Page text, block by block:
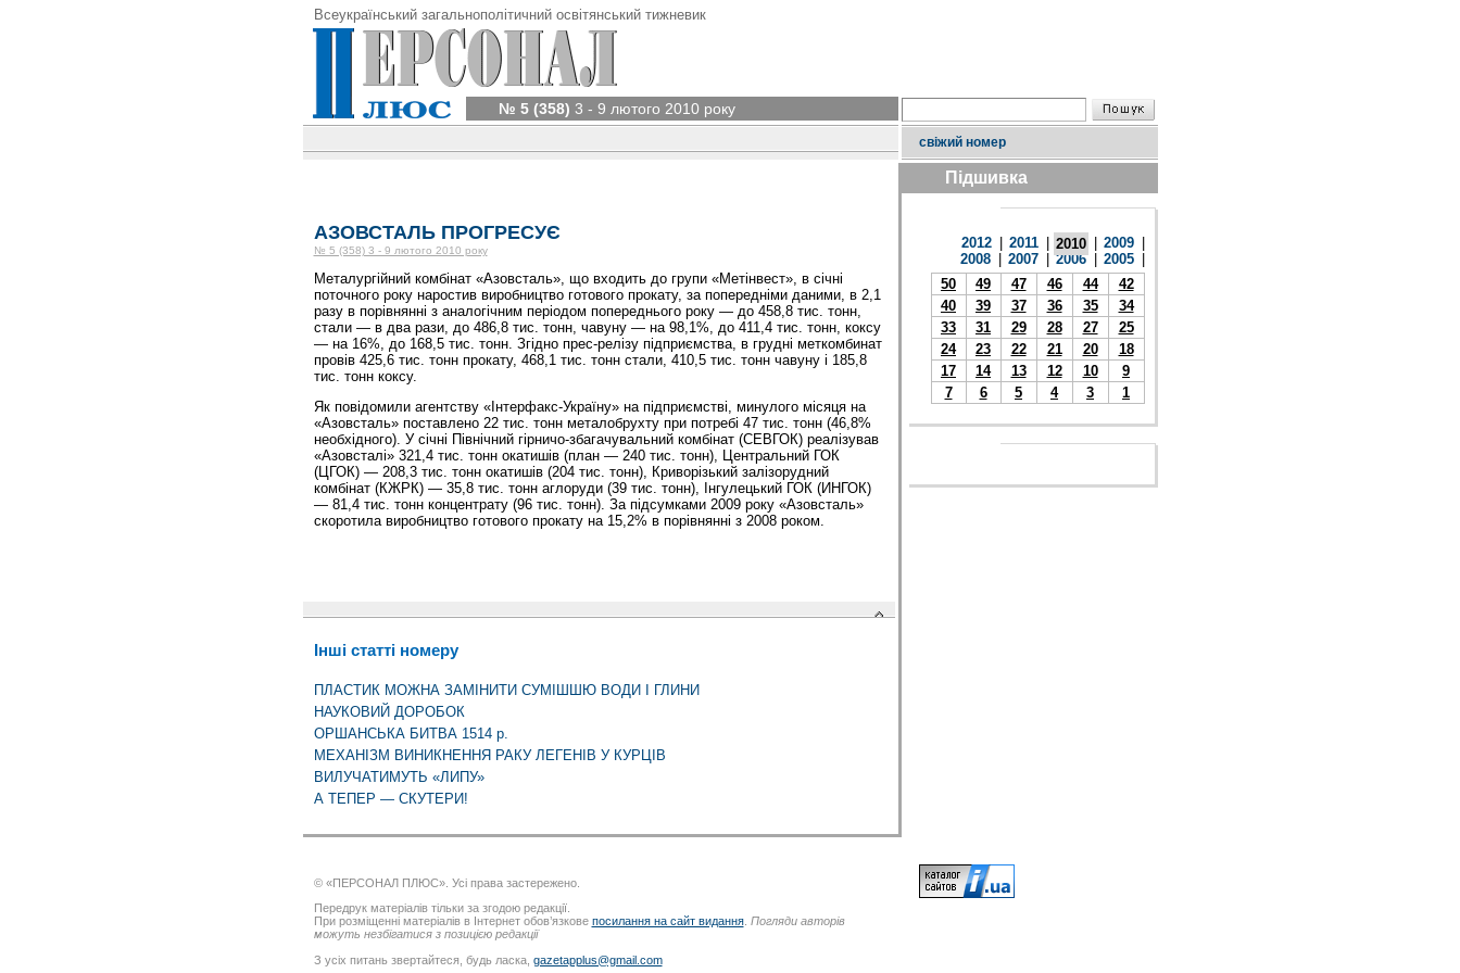
Всеукраїнський загальнополітичний освітянський тижневик
№ 5 (358) 3 - 9 лютого 2010 року
свіжий номер
АЗОВСТАЛЬ ПРОГРЕСУЄ
№ 5 (358) 3 - 9 лютого 2010 року
Металургійний комбінат «Азовсталь», що входить до групи «Метінвест», в січні
поточного року наростив виробництво готового прокату, за попередніми даними, в 2,1
разу в порівнянні з аналогічним періодом попереднього року — до 458,8 тис. тонн,
стали — в два рази, до 486,8 тис. тонн, чавуну — на 98,1%, до 411,4 тис. тонн, коксу
— на 16%, до 168,5 тис. тонн. Згідно прес-релізу підприємства, в грудні меткомбинат
провів 425,6 тис. тонн прокату, 468,1 тис. тонн стали, 410,5 тис. тонн чавуну і 185,8
тис. тонн коксу.
Як повідомили агентству «Інтерфакс-Україну» на підприємстві, минулого місяця на
«Азовсталь» поставлено 22 тис. тонн металобрухту при потребі 47 тис. тонн (46,8%
необхідного). У січні Північний гірничо-збагачувальний комбінат (СЕВГОК) реалізував
«Азовсталі» 321,4 тис. тонн окатишів (план — 240 тис. тонн), Центральний ГОК
(ЦГОК) — 208,3 тис. тонн окатишів (204 тис. тонн), Криворізький залізорудний
комбінат (КЖРК) — 35,8 тис. тонн аглоруди (39 тис. тонн), Інгулецький ГОК (ИНГОК)
— 81,4 тис. тонн концентрату (96 тис. тонн). За підсумками 2009 року «Азовсталь»
скоротила виробництво готового прокату на 15,2% в порівнянні з 2008 роком.
Інші статті номеру
ПЛАСТИК МОЖНА ЗАМІНИТИ СУМІШШЮ ВОДИ І ГЛИНИ
НАУКОВИЙ ДОРОБОК
ОРШАНСЬКА БИТВА 1514 р.
МЕХАНІЗМ ВИНИКНЕННЯ РАКУ ЛЕГЕНІВ У КУРЦІВ
ВИЛУЧАТИМУТЬ «ЛИПУ»
А ТЕПЕР — СКУТЕРИ!
Підшивка
2012 2011 2010 2009
2008
2007 2006 2005
50
49 47 46 44
42
40
39 37 36 35
34
33
31 29 28 27
25
24
23 22 21 20
18
17
14 13 12 10
9
7
6 5 4 3 1
© «ПЕРСОНАЛ ПЛЮС». Усі права застережено.
Передрук матеріалів тільки за згодою редакції.
При розміщенні матеріалів в Інтернет обов’язкове посилання на сайт видання. Погляди авторів
можуть незбігатися з позицією редакції
З усіх питань звертайтеся, будь ласка, gazetapplus@gmail.com